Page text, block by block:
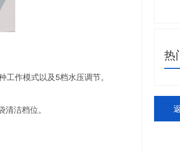
作模式以及5档水压调节。
洁档位。
热